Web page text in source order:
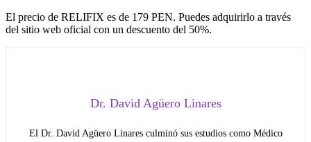
El precio de RELIFIX es de 179 PEN. Puedes adquirirlo a través
del sitio web oficial con un descuento del 50%.
Dr. David Agüero Linares
El Dr. David Agüero Linares culminó sus estudios como Médico